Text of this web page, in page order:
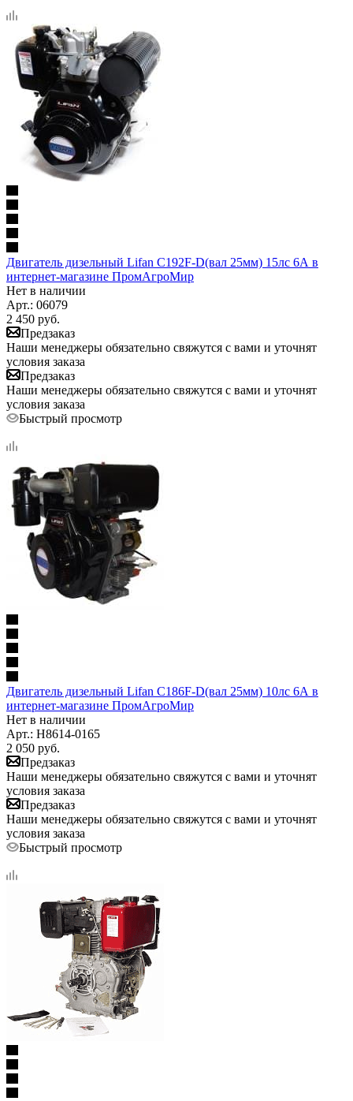
Двигатель дизельный Lifan C192F-D(вал 25мм) 15лс 6А в
интернет-магазине ПромАгроМир
Нет в наличии
Арт.: 06079
2 450 руб.
Предзаказ
Наши менеджеры обязательно свяжутся с вами и уточнят
условия заказа
Предзаказ
Наши менеджеры обязательно свяжутся с вами и уточнят
условия заказа
Быстрый просмотр
Двигатель дизельный Lifan C186F-D(вал 25мм) 10лс 6А в
интернет-магазине ПромАгроМир
Нет в наличии
Арт.: H8614-0165
2 050 руб.
Предзаказ
Наши менеджеры обязательно свяжутся с вами и уточнят
условия заказа
Предзаказ
Наши менеджеры обязательно свяжутся с вами и уточнят
условия заказа
Быстрый просмотр